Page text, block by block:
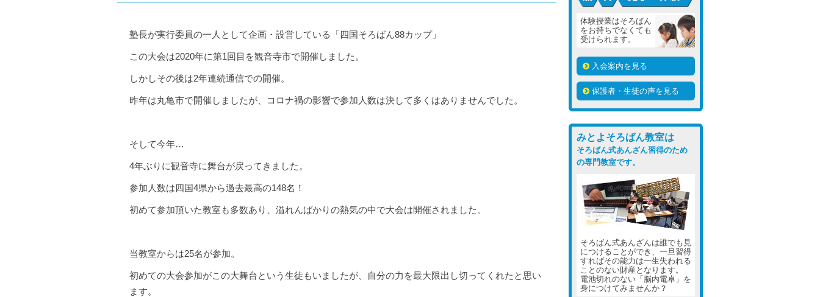
塾長が実行委員の一人として企画・設営している「四国そろばん88カップ」
この大会は2020年に第1回目を観音寺市で開催しました。
しかしその後は2年連続通信での開催。
昨年は丸亀市で開催しましたが、コロナ禍の影響で参加人数は決して多くはありませんでした。
そして今年…
4年ぶりに観音寺に舞台が戻ってきました。
参加人数は四国4県から過去最高の148名！
初めて参加頂いた教室も多数あり、溢れんばかりの熱気の中で大会は開催されました。
当教室からは25名が参加。
初めての大会参加がこの大舞台という生徒もいましたが、自分の力を最大限出し切ってくれたと思い
ます。
体験授業はそろばん
をお持ちでなくても
受けられます。
入会案内を見る
保護者・生徒の声を見る
みとよそろばん教室は
そろばん式あんざん習得のため
の専門教室です。
そろばん式あんざんは誰でも見
につけることができ、一旦習得
すればその能力は一生失われる
ことのない財産となります。
電池切れのない「脳内電卓」を
身につけてみませんか？